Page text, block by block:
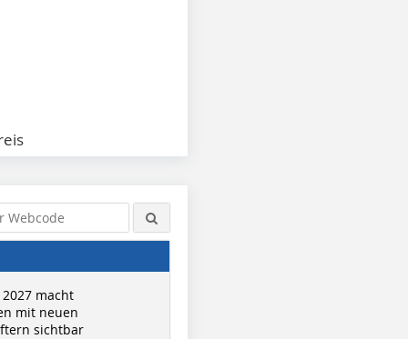
2027 macht
mit neuen
sichtbar